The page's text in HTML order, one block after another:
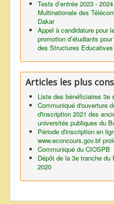
Tests d’entrée 2023 -
Multinationale des
Dakar
Appel à candidature pour
promotion d’étudiants
des Structures
Articles les plus
Liste des bénéficiaires 3e
Communiqué d'ouverture
d'inscription 2021 des
universités publiques du
Période d'inscription en
www.econcours.gov.bf
Communiqué du CIOSPB
Dépôt de la 3e tranche
2020